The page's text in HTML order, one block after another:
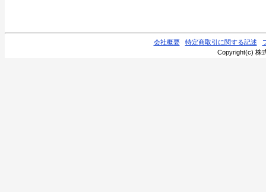
会社概要 特定商取引に関する記述
Copyright(c) 株